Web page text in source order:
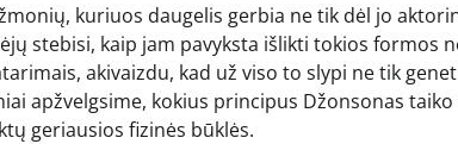
kuriuos daugelis gerbia ne tik dėl jo
stebisi, kaip jam pavyksta išlikti tokios formos
akivaizdu, kad už viso to slypi ne tik
apžvelgsime, kokius principus Džonsonas taiko
geriausios fizinės būklės.